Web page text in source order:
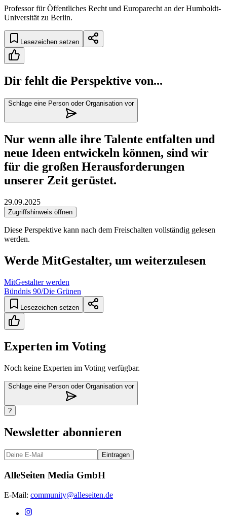
Professor für Öffentliches Recht und Europarecht an der Humboldt-
Universität zu Berlin.
Lesezeichen setzen
Dir fehlt die Perspektive von...
Schlage eine Person oder Organisation vor
Nur wenn alle ihre Talente entfalten und
neue Ideen entwickeln können, sind wir
für die großen Herausforderungen
unserer Zeit gerüstet.
29.09.2025
Zugriffshinweis öffnen
Diese Perspektive kann nach dem Freischalten vollständig gelesen
werden.
Werde MitGestalter, um weiterzulesen
MitGestalter werden
Bündnis 90/Die Grünen
Lesezeichen setzen
Experten im Voting
Noch keine Experten im Voting verfügbar.
Schlage eine Person oder Organisation vor
?
Newsletter abonnieren
Eintragen
AlleSeiten Media GmbH
E-Mail: community@alleseiten.de